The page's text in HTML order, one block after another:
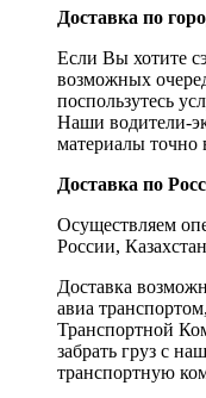
Доставка по
Если Вы хотите
возможных
поспользутесь
Наши водители-
материалы точно
Доставка по
Осуществляем
России,
Доставка
авиа
Транспортной
забрать груз с
транспортную